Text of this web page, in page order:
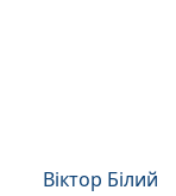
Віктор Білий